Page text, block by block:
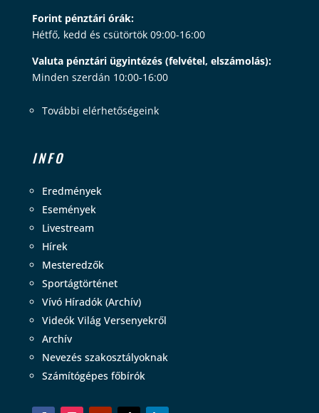
Forint pénztári órák:
Hétfő, kedd és csütörtök 09:00-16:00
Valuta pénztári ügyintézés (felvétel, elszámolás):
Minden szerdán 10:00-16:00
További elérhetőségeink
INFO
Eredmények
Események
Livestream
Hírek
Mesteredzők
Sportágtörténet
Vívó Híradók (Archív)
Videók Világ Versenyekről
Archív
Nevezés szakosztályoknak
Számítógépes főbírók